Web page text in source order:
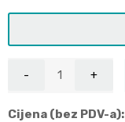
Cijena (bez PDV-a):